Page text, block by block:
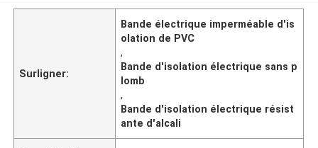
Surligner:
Bande électrique imperméable d'is
olation de PVC
,
Bande d'isolation électrique sans p
lomb
,
Bande d'isolation électrique résist
ante d'alcali